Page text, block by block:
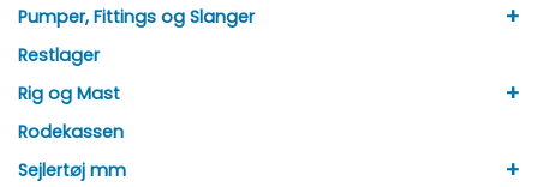
Pumper, Fittings og Slanger +
Restlager
Rig og Mast
+
Rodekassen
Sejlertøj mm
+